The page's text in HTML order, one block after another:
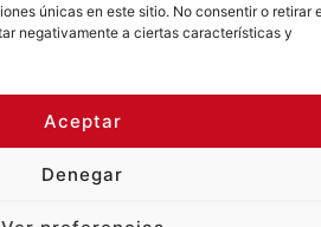
únicas en este sitio. No consentir o retirar
negativamente a ciertas características y
Aceptar
Denegar